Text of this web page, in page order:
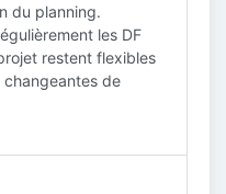
du planning.
les DF
restent flexibles
de